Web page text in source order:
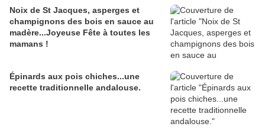
Noix de St Jacques, asperges et
champignons des bois en sauce au
madère...Joyeuse Fête à toutes les
mamans !
Épinards aux pois chiches...une
recette traditionnelle andalouse.